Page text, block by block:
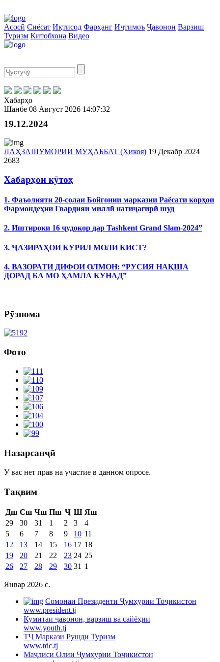
Асосӣ Сиёсат Иқтисод Фарҳанг Иҷтимоъ Ҷавонон Варзиш
Туризм Китобхона Видео
Хабарҳо
Шанбе 08 Август 2026 14:07:32
19.12.2024
ЛАҲЗАШУМОРИИ МУҲАББАТ (Ҳикоя) 19 Декабр 2024
2683
Хабарҳои кӯтоҳ
1. Фаъолияти 20-солаи Бойгонии марказии Раёсати корҳои
Фармондеҳии Гвардияи миллӣ натиҷагирӣ шуд
2. Иштироки 16 ҷудокор дар Tashkent Grand Slam-2024”
3. ҶАЗИРАҲОИ КУРИЛ МОЛИ КИСТ?
4. ВАЗОРАТИ ДИФОИ ОЛМОН: “РУСИЯ НАҚША
ДОРАД БА МО ҲАМЛА КУНАД”
Рӯзнома
Фото
Назарсанҷӣ
У вас нет прав на участие в данном опросе.
Тақвим
Дш Сш Чш Пш Ҷ Ш Яш
29
30 31 1 2 3
4
5
6 7 8 9 10 11
12
13 14 15 16 17 18
19
20 21 22 23 24 25
26
27 28 29 30 31 1
Январ 2026 c.
Cомонаи Президенти Ҷумҳурии Тоҷикистон
www.president.tj
Кумитаи ҷавонон, варзиш ва сайёҳии
www.youth.tj
ТҶ Маркази Рушди Туризм
www.tdc.tj
Маҷлиси Олии Ҷумҳурии Тоҷикистон